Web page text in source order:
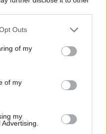
uses one or more Google
You may click to
and its third-party tags to
purposes in below Google
Outs
of my
of my
my